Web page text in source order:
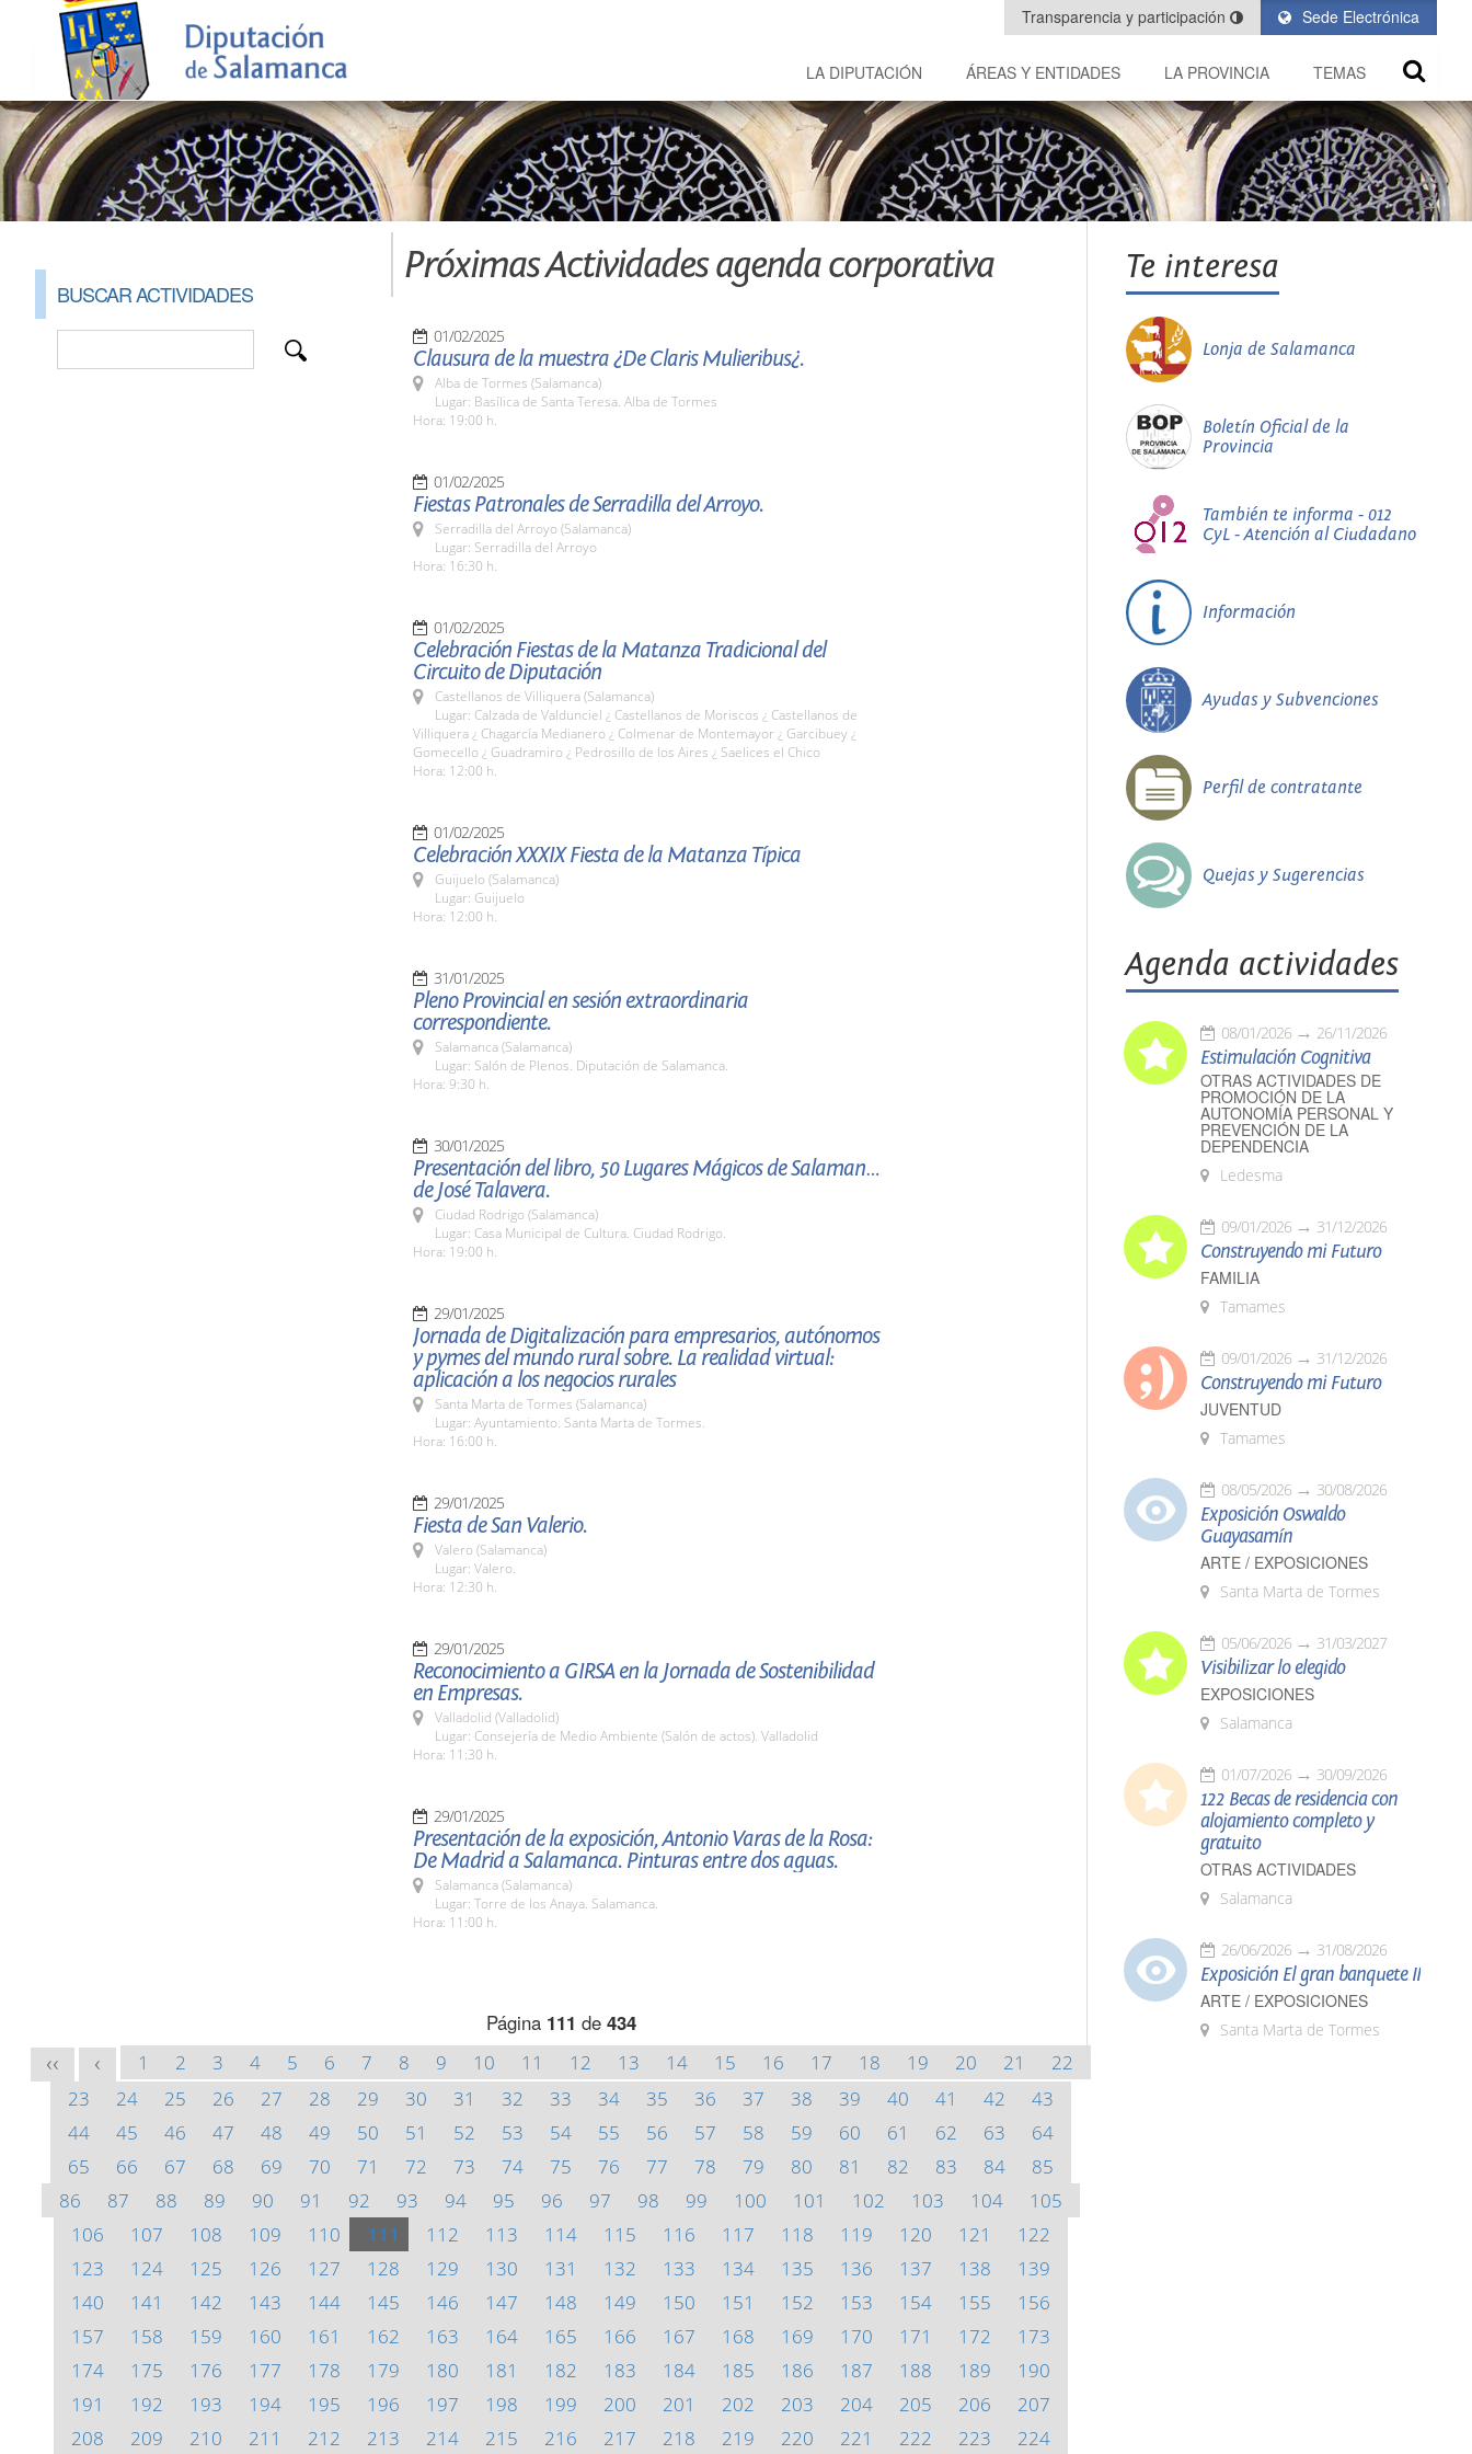
Sede Electrónica
Transparencia y participación
LA DIPUTACIÓN ÁREAS Y ENTIDADES LA PROVINCIA TEMAS
BUSCAR ACTIVIDADES
Próximas Actividades agenda corporativa
01/02/2025
Clausura de la muestra ¿De Claris Mulieribus¿.
Alba de Tormes (Salamanca)
Lugar: Basílica de Santa Teresa. Alba de Tormes
Hora: 19:00 h.
01/02/2025
Fiestas Patronales de Serradilla del Arroyo.
Serradilla del Arroyo (Salamanca)
Lugar: Serradilla del Arroyo
Hora: 16:30 h.
01/02/2025
Celebración Fiestas de la Matanza Tradicional del
Circuito de Diputación
Castellanos de Villiquera (Salamanca)
Lugar: Calzada de Valdunciel ¿ Castellanos de Moriscos ¿ Castellanos de
Villiquera ¿ Chagarcía Medianero ¿ Colmenar de Montemayor ¿ Garcibuey ¿
Gomecello ¿ Guadramiro ¿ Pedrosillo de los Aires ¿ Saelices el Chico
Hora: 12:00 h.
01/02/2025
Celebración XXXIX Fiesta de la Matanza Típica
Guijuelo (Salamanca)
Lugar: Guijuelo
Hora: 12:00 h.
31/01/2025
Pleno Provincial en sesión extraordinaria
correspondiente.
Salamanca (Salamanca)
Lugar: Salón de Plenos. Diputación de Salamanca.
Hora: 9:30 h.
30/01/2025
Presentación del libro, 50 Lugares Mágicos de Salamanca,
de José Talavera.
Ciudad Rodrigo (Salamanca)
Lugar: Casa Municipal de Cultura. Ciudad Rodrigo.
Hora: 19:00 h.
29/01/2025
Jornada de Digitalización para empresarios, autónomos
y pymes del mundo rural sobre. La realidad virtual:
aplicación a los negocios rurales
Santa Marta de Tormes (Salamanca)
Lugar: Ayuntamiento. Santa Marta de Tormes.
Hora: 16:00 h.
29/01/2025
Fiesta de San Valerio.
Valero (Salamanca)
Lugar: Valero.
Hora: 12:30 h.
29/01/2025
Reconocimiento a GIRSA en la Jornada de Sostenibilidad
en Empresas.
Valladolid (Valladolid)
Lugar: Consejería de Medio Ambiente (Salón de actos). Valladolid
Hora: 11:30 h.
29/01/2025
Presentación de la exposición, Antonio Varas de la Rosa:
De Madrid a Salamanca. Pinturas entre dos aguas.
Salamanca (Salamanca)
Lugar: Torre de los Anaya. Salamanca.
Hora: 11:00 h.
Página 111 de 434
<< < 1 2 3 4 5 6 7 8 9 10 11 12 13 14 15 16 17 18 19 20 21
22
23
24 25 26 27 28 29 30 31 32 33 34 35 36 37 38 39 40 41 42
43
44
45 46 47 48 49 50 51 52 53 54 55 56 57 58 59 60 61 62 63
64
65
66 67 68 69 70 71 72 73 74 75 76 77 78 79 80 81 82 83 84
85
86
87 88 89 90 91 92 93 94 95 96 97 98 99 100 101 102 103 104
105
106
107 108 109 110 111 112 113 114 115 116 117 118 119 120 121
122
123
124 125 126 127 128 129 130 131 132 133 134 135 136 137 138
139
140
141 142 143 144 145 146 147 148 149 150 151 152 153 154 155
156
157
158 159 160 161 162 163 164 165 166 167 168 169 170 171 172
173
174
175 176 177 178 179 180 181 182 183 184 185 186 187 188 189
190
191
192 193 194 195 196 197 198 199 200 201 202 203 204 205 206
207
208
209 210 211 212 213 214 215 216 217 218 219 220 221 222 223 224
Te interesa
Lonja de Salamanca
Boletín Oficial de la
Provincia
También te informa - 012
CyL - Atención al Ciudadano
Información
Ayudas y Subvenciones
Perfil de contratante
Quejas y Sugerencias
Agenda actividades
08/01/2026 26/11/2026
Estimulación Cognitiva
OTRAS ACTIVIDADES DE
PROMOCIÓN DE LA
AUTONOMÍA PERSONAL Y
PREVENCIÓN DE LA
DEPENDENCIA
Ledesma
09/01/2026 31/12/2026
Construyendo mi Futuro
FAMILIA
Tamames
09/01/2026 31/12/2026
Construyendo mi Futuro
JUVENTUD
Tamames
08/05/2026 30/08/2026
Exposición Oswaldo
Guayasamín
ARTE / EXPOSICIONES
Santa Marta de Tormes
05/06/2026 31/03/2027
Visibilizar lo elegido
EXPOSICIONES
Salamanca
01/07/2026 30/09/2026
122 Becas de residencia con
alojamiento completo y
gratuito
OTRAS ACTIVIDADES
Salamanca
26/06/2026 31/08/2026
Exposición El gran banquete II
ARTE / EXPOSICIONES
Santa Marta de Tormes